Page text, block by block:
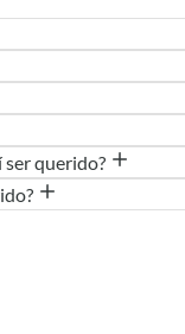
ser querido?